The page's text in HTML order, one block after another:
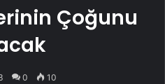
Çoğunu
0 10